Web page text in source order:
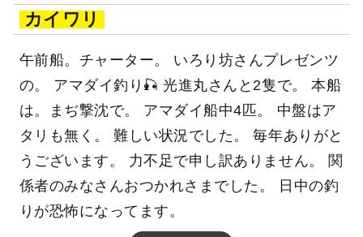
カイワリ
午前船。チャーター。 いろり坊さんプレゼンツ
の。 アマダイ釣り🎣 光進丸さんと2隻で。 本船
は。まぢ撃沈で。 アマダイ船中4匹。 中盤はア
タリも無く。 難しい状況でした。 毎年ありがと
うございます。 力不足で申し訳ありません。 関
係者のみなさんおつかれさまでした。 日中の釣
りが恐怖になってます。